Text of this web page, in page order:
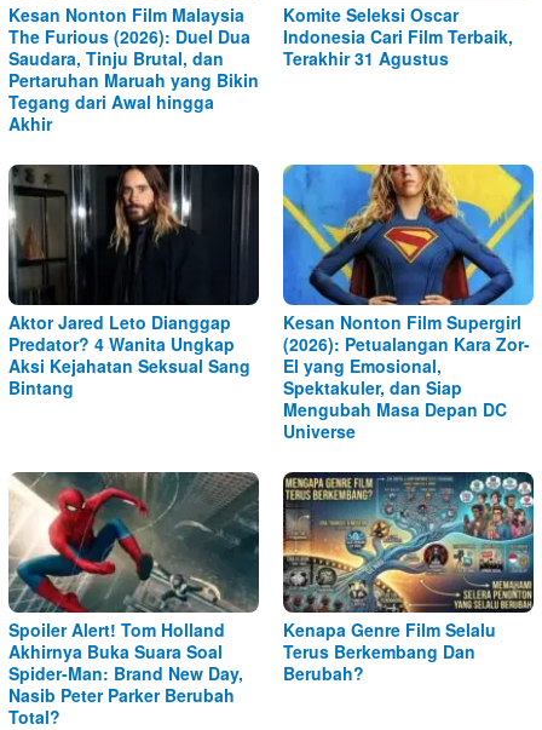
Kesan Nonton Film Malaysia
The Furious (2026): Duel Dua
Saudara, Tinju Brutal, dan
Pertaruhan Maruah yang Bikin
Tegang dari Awal hingga
Akhir
Komite Seleksi Oscar
Indonesia Cari Film Terbaik,
Terakhir 31 Agustus
Aktor Jared Leto Dianggap
Predator? 4 Wanita Ungkap
Aksi Kejahatan Seksual Sang
Bintang
Kesan Nonton Film Supergirl
(2026): Petualangan Kara Zor-
El yang Emosional,
Spektakuler, dan Siap
Mengubah Masa Depan DC
Universe
Spoiler Alert! Tom Holland
Akhirnya Buka Suara Soal
Spider-Man: Brand New Day,
Nasib Peter Parker Berubah
Total?
Kenapa Genre Film Selalu
Terus Berkembang Dan
Berubah?